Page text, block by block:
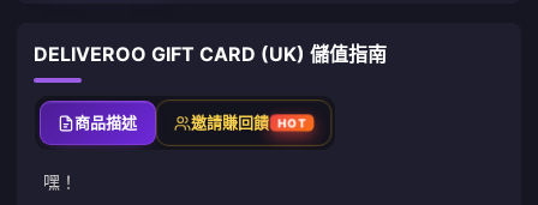
DELIVEROO GIFT CARD (UK) 儲值指南
商品描述 邀請賺回饋 HOT
嘿！